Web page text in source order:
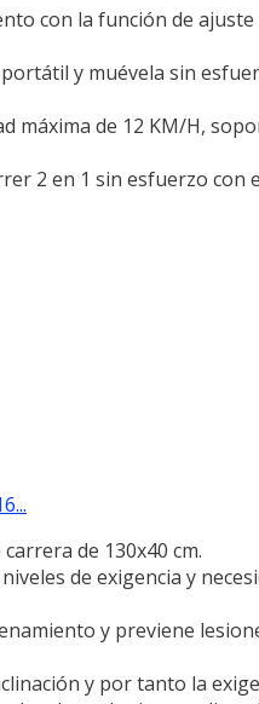
con la función de ajuste
portátil y muévela sin
máxima de 12 KM/H,
2 en 1 sin esfuerzo
de 130x40 cm.
de exigencia y
y previene
y por tanto la